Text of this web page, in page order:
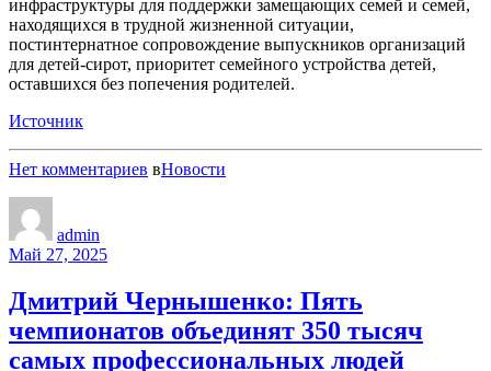
инфраструктуры для поддержки замещающих семей и семей,
находящихся в трудной жизненной ситуации,
постинтернатное сопровождение выпускников организаций
для детей-сирот, приоритет семейного устройства детей,
оставшихся без попечения родителей.
Источник
Нет комментариев вНовости
admin
Май 27, 2025
Дмитрий Чернышенко: Пять
чемпионатов объединят 350 тысяч
самых профессиональных людей